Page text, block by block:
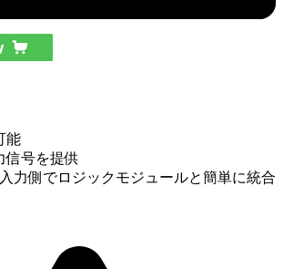
能
信号を提供
力側でロジックモジュールと簡単に統合